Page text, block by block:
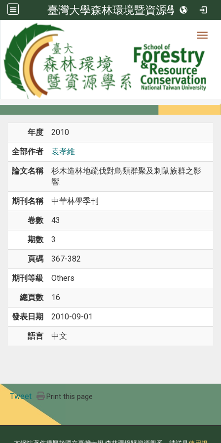
臺灣大學森林環境暨資源學系
系所成員
系所成員
年度 2010
全部作者 袁孝維
論文名稱
杉木造林地疏伐對鳥類群聚及刺鼠族群之影
響.
期刊名稱 中華林學季刊
卷數 43
期數 3
頁碼 367-382
期刊等級 Others
總頁數 16
發表日期 2010-09-01
語言 中文
Tweet Print this page